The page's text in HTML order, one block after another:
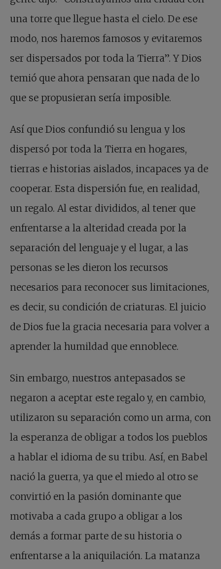
una torre que llegue hasta el cielo. De ese
modo, nos haremos famosos y evitaremos
ser dispersados por toda la Tierra”. Y Dios
temió que ahora pensaran que nada de lo
que se propusieran sería imposible.
Así que Dios confundió su lengua y los
dispersó por toda la Tierra en hogares,
tierras e historias aislados, incapaces ya de
cooperar. Esta dispersión fue, en realidad,
un regalo. Al estar divididos, al tener que
enfrentarse a la alteridad creada por la
separación del lenguaje y el lugar, a las
personas se les dieron los recursos
necesarios para reconocer sus limitaciones,
es decir, su condición de criaturas. El juicio
de Dios fue la gracia necesaria para volver a
aprender la humildad que ennoblece.
Sin embargo, nuestros antepasados se
negaron a aceptar este regalo y, en cambio,
utilizaron su separación como un arma, con
la esperanza de obligar a todos los pueblos
a hablar el idioma de su tribu. Así, en Babel
nació la guerra, ya que el miedo al otro se
convirtió en la pasión dominante que
motivaba a cada grupo a obligar a los
demás a formar parte de su historia o
enfrentarse a la aniquilación. La matanza